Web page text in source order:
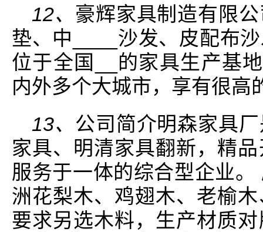
12、 豪辉家具制造有限
垫、中____沙发、皮配布
位于全国__的家具生产基
内外多个大城市，享有很高
13、 公司简介明森家具
家具、明清家具翻新，精
服务于一体的综合型企业
洲花梨木、鸡翅木、老榆
要求另选木料，生产材质